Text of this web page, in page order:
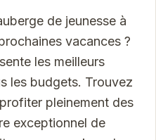
de jeunesse à
vacances ?
les meilleurs
les budgets. Trouvez
pleinement des
exceptionnel de